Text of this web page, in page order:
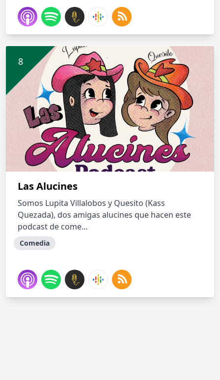
Las Alucines
Somos Lupita Villalobos y Quesito (Kass
Quezada), dos amigas alucines que hacen este
podcast de come...
Comedia